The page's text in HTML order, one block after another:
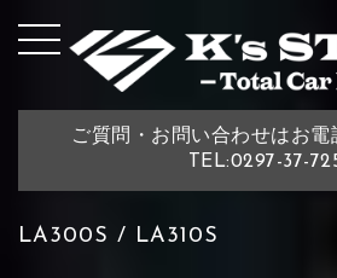
ご質問・お問い合わせはお電
TEL:0297-37-
LA300S / LA310S